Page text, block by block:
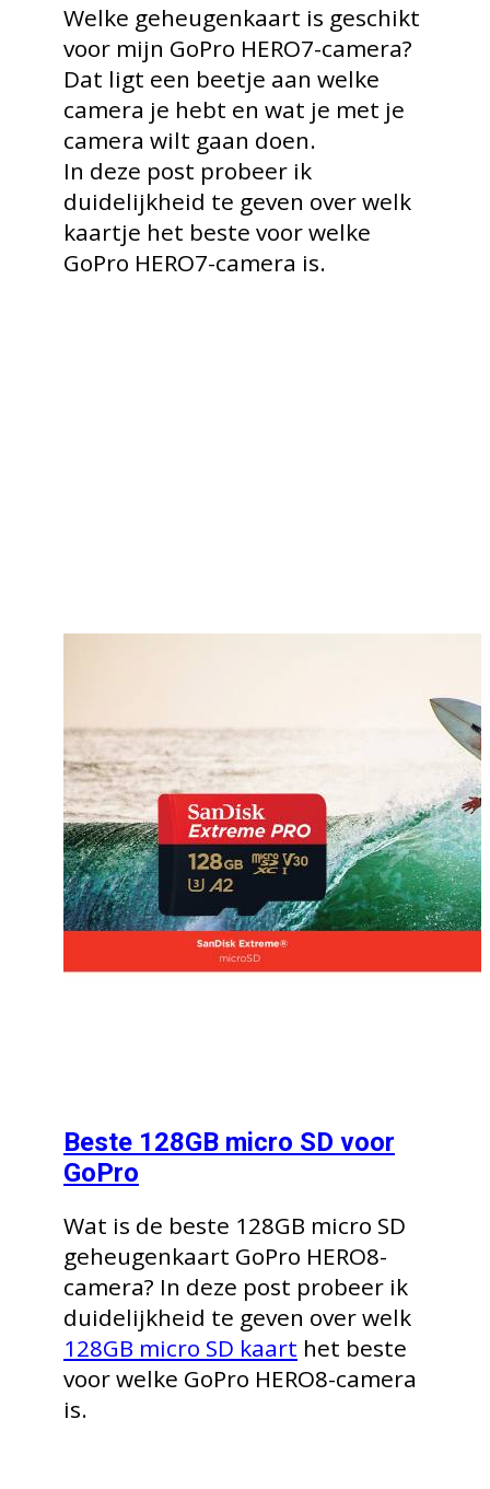
Welke geheugenkaart is geschikt
voor mijn GoPro HERO7-camera?
Dat ligt een beetje aan welke
camera je hebt en wat je met je
camera wilt gaan doen.
In deze post probeer ik
duidelijkheid te geven over welk
kaartje het beste voor welke
GoPro HERO7-camera is.
Beste 128GB micro SD voor
GoPro
Wat is de beste 128GB micro SD
geheugenkaart GoPro HERO8-
camera? In deze post probeer ik
duidelijkheid te geven over welk
128GB micro SD kaart het beste
voor welke GoPro HERO8-camera
is.